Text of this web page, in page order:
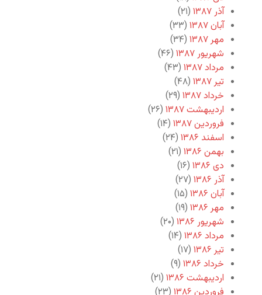
آذر ۱۳۸۷
(۲۱)
آبان ۱۳۸۷
(۳۳)
مهر ۱۳۸۷
(۳۴)
شهریور ۱۳۸۷
(۴۶)
مرداد ۱۳۸۷
(۴۳)
تیر ۱۳۸۷
(۴۸)
خرداد ۱۳۸۷
(۲۹)
اردیبهشت ۱۳۸۷
(۲۶)
فروردین ۱۳۸۷
(۱۴)
اسفند ۱۳۸۶
(۲۴)
بهمن ۱۳۸۶
(۲۱)
دی ۱۳۸۶
(۱۶)
آذر ۱۳۸۶
(۲۷)
آبان ۱۳۸۶
(۱۵)
مهر ۱۳۸۶
(۱۹)
شهریور ۱۳۸۶
(۲۰)
مرداد ۱۳۸۶
(۱۴)
تیر ۱۳۸۶
(۱۷)
خرداد ۱۳۸۶
(۹)
اردیبهشت ۱۳۸۶
(۲۱)